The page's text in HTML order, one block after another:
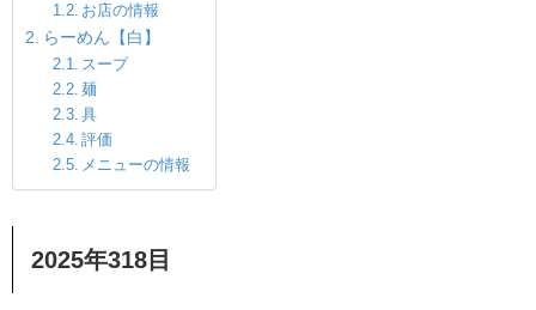
お店の情報
らーめん【白】
スープ
麺
具
評価
メニューの情報
2025年318目